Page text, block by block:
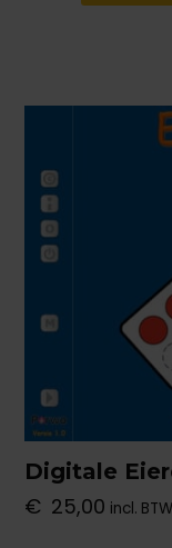
Digitale
€ 25,00 incl. BTW